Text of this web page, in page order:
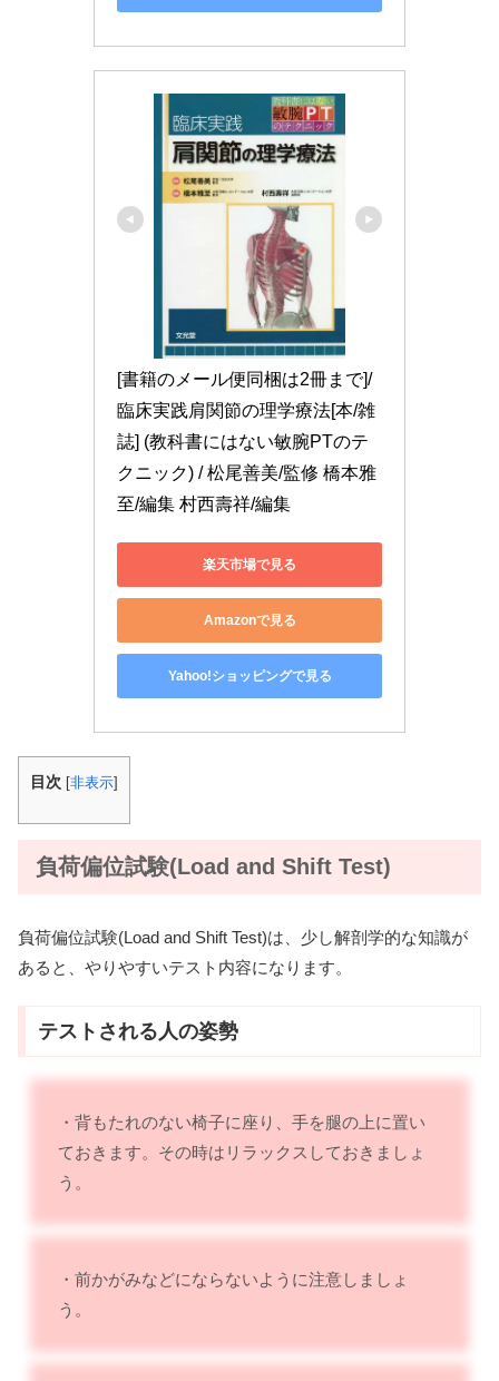
[書籍のメール便同梱は2冊まで]/
臨床実践肩関節の理学療法[本/雑
誌] (教科書にはない敏腕PTのテ
クニック) / 松尾善美/監修 橋本雅
至/編集 村西壽祥/編集
楽天市場で見る
Amazonで見る
Yahoo!ショッピングで見る
目次 [非表示]
負荷偏位試験(Load and Shift Test)
負荷偏位試験(Load and Shift Test)は、少し解剖学的な知識が
あると、やりやすいテスト内容になります。
テストされる人の姿勢
・背もたれのない椅子に座り、手を腿の上に置い
ておきます。その時はリラックスしておきましょ
う。
・前かがみなどにならないように注意しましょ
う。